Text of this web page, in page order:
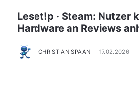
Leset!p · Steam: Nutzer
Hardware an Reviews
CHRISTIAN SPAAN 17.02.2026